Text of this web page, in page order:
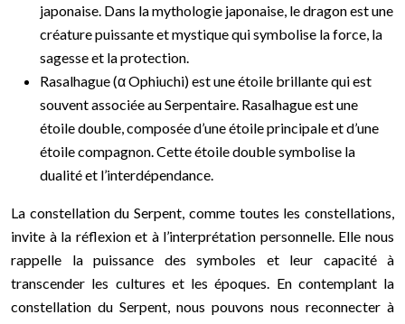
japonaise. Dans la mythologie japonaise, le dragon est une
créature puissante et mystique qui symbolise la force, la
sagesse et la protection.
Rasalhague (α Ophiuchi) est une étoile brillante qui est
souvent associée au Serpentaire. Rasalhague est une
étoile double, composée d’une étoile principale et d’une
étoile compagnon. Cette étoile double symbolise la
dualité et l’interdépendance.
La constellation du Serpent, comme toutes les constellations,
invite à la réflexion et à l’interprétation personnelle. Elle nous
rappelle la puissance des symboles et leur capacité à
transcender les cultures et les époques. En contemplant la
constellation du Serpent, nous pouvons nous reconnecter à